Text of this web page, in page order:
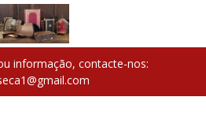
informação, contacte-nos: